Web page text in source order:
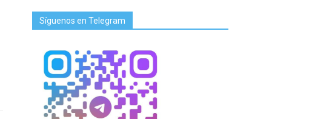
Síguenos en Telegram